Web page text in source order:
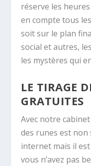
réserve les
en compte tous
soit sur le plan
social et autres,
les mystères qui
LE TIRAGE
GRATUITES
Avec notre
des runes est
internet mais il
vous n’avez pas